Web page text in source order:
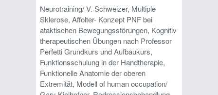
Neurotraining/ V. Schweizer, Multiple
Sklerose, Affolter- Konzept PNF bei
ataktischen Bewegungsstörungen, Kognitiv
therapeutischen Übungen nach Professor
Perfetti Grundkurs und Aufbaukurs,
Funktionsschulung in der Handtherapie,
Funktionelle Anatomie der oberen
Extremität, Modell of human occupation/